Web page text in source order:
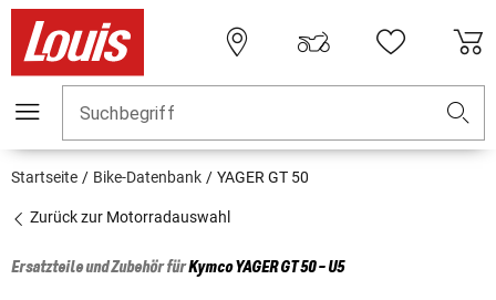
Suchbegriff
Startseite Bike-Datenbank YAGER GT 50
Zurück zur Motorradauswahl
Ersatzteile und Zubehör fürKymcoYAGER GT 50 - U5